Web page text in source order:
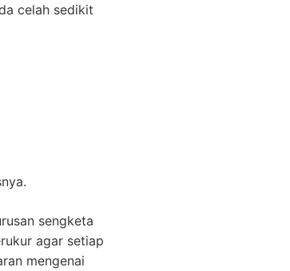
celah sedikit
sengketa
agar setiap
mengenai